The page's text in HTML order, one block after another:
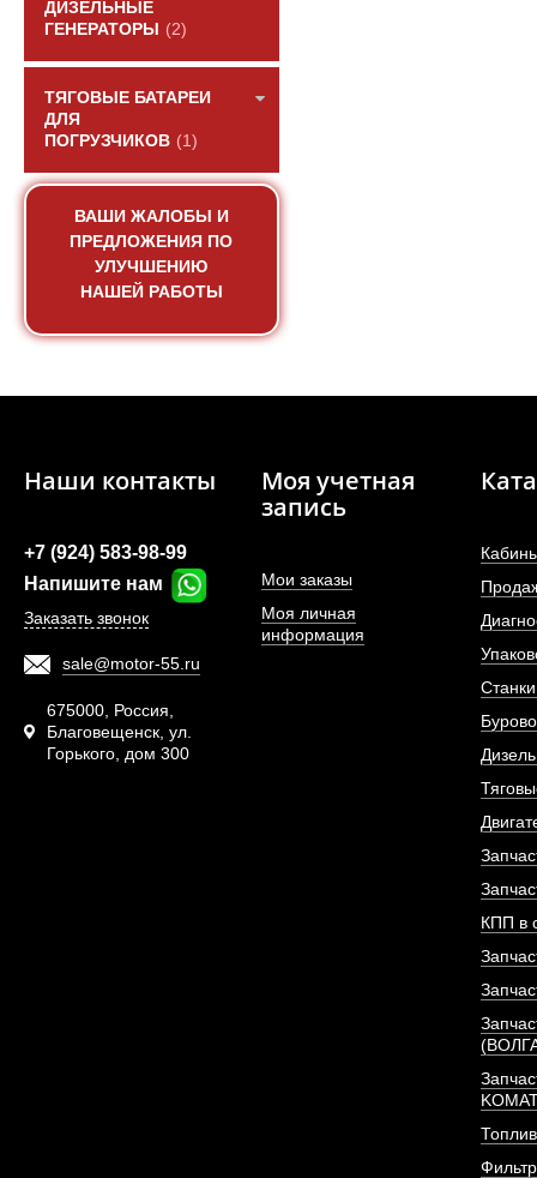
ДИЗЕЛЬНЫЕ
ГЕНЕРАТОРЫ
(2)
ТЯГОВЫЕ БАТАРЕИ
ДЛЯ
ПОГРУЗЧИКОВ (1)
ВАШИ ЖАЛОБЫ И
ПРЕДЛОЖЕНИЯ ПО
УЛУЧШЕНИЮ
НАШЕЙ РАБОТЫ
АРТИКУЛ:
ПОД
Наши контакты
+7 (924) 583-98-99
Напишите нам
Заказать звонок
sale@motor-55.ru
675000, Россия,
Благовещенск, ул.
Горького, дом 300
Моя учетная
запись
Мои заказы
Моя личная
информация
КПП в